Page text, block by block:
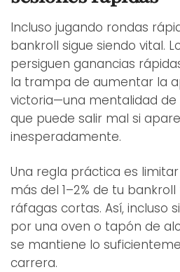
Incluso jugando rondas
bankroll sigue siendo vital.
persiguen ganancias
la trampa de aumentar la
victoria—una mentalidad de
que puede salir mal si
inesperadamente.
Una regla práctica es
más del 1–2% de tu
ráfagas cortas. Así, incluso
por una oven o tapón de
se mantiene lo
carrera.